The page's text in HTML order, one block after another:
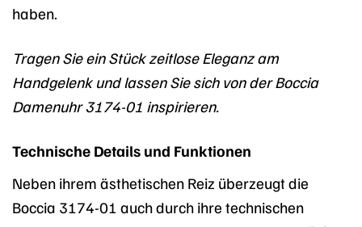
haben.
Tragen Sie ein Stück zeitlose Eleganz am
Handgelenk und lassen Sie sich von der Boccia
Damenuhr 3174-01 inspirieren.
Technische Details und Funktionen
Neben ihrem ästhetischen Reiz überzeugt die
Boccia 3174-01 auch durch ihre technischen